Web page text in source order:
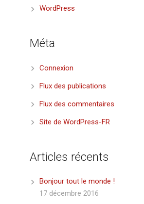
WordPress
Méta
Connexion
Flux des publications
Flux des commentaires
Site de WordPress-FR
Articles récents
Bonjour tout le monde !
17 décembre 2016